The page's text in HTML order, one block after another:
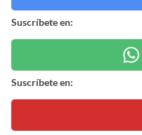
Suscríbete en:
Suscríbete en: